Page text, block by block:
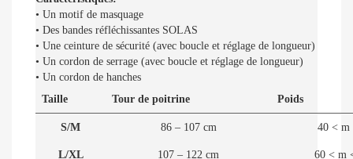
• Un motif de masquage
• Des bandes réfléchissantes SOLAS
• Une ceinture de sécurité (avec boucle et réglage de longueur)
• Un cordon de serrage (avec boucle et réglage de longueur)
• Un cordon de hanches
Taille
Tour de poitrine Poids
S/M 86 – 107 cm 40 < m
L/XL 107 – 122 cm 60 < m